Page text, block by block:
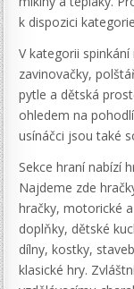
k dispozici
V kategorii
zavinovačky,
pytle a dětská
ohledem na
usínáčci jsou také
Sekce hraní nabízí
Najdeme zde
hračky, motorické
doplňky, dětské
dílny, kostky,
klasické hry.